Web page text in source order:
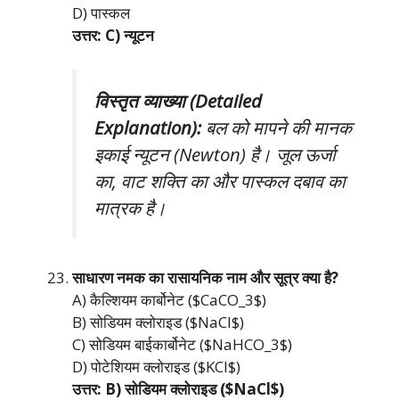
D) पास्कल
उत्तर: C) न्यूटन
विस्तृत व्याख्या (Detailed
Explanation):बल को मापने की मानक
इकाई न्यूटन (Newton) है। जूल ऊर्जा
का, वाट शक्ति का और पास्कल दबाव का
मात्रक है।
साधारण नमक का रासायनिक नाम और सूत्र क्या है?
A) कैल्शियम कार्बोनेट ($CaCO_3$)
B) सोडियम क्लोराइड ($NaCl$)
C) सोडियम बाईकार्बोनेट ($NaHCO_3$)
D) पोटेशियम क्लोराइड ($KCl$)
उत्तर: B) सोडियम क्लोराइड ($NaCl$)